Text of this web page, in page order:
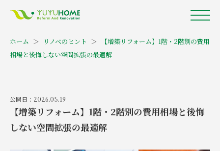
ホーム ＞ リノベのヒント ＞
【増築リフォーム】1階・2階別の費用
相場と後悔しない空間拡張の最適解
公開日：2026.05.19
【増築リフォーム】1階・2階別の費用相場と後悔
しない空間拡張の最適解